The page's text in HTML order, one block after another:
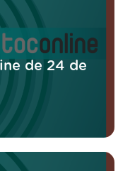
de 24 de